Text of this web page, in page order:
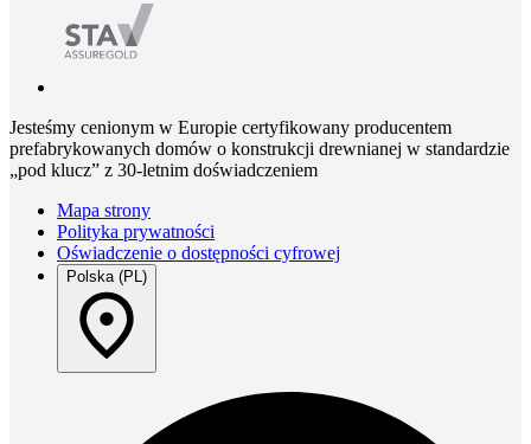
Jesteśmy cenionym w Europie certyfikowany producentem
prefabrykowanych domów o konstrukcji drewnianej w standardzie
„pod klucz” z 30-letnim doświadczeniem
Mapa strony
Polityka prywatności
Oświadczenie o dostępności cyfrowej
Polska (PL)